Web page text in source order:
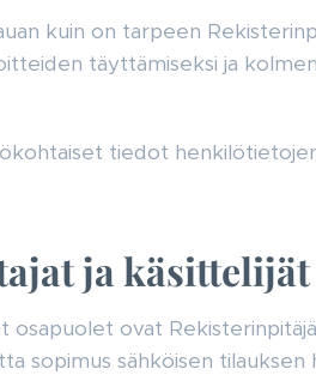
kuin on tarpeen
täyttämiseksi ja
tiedot
ja käsittelijät
ovat
sopimus sähköisen tilauksen